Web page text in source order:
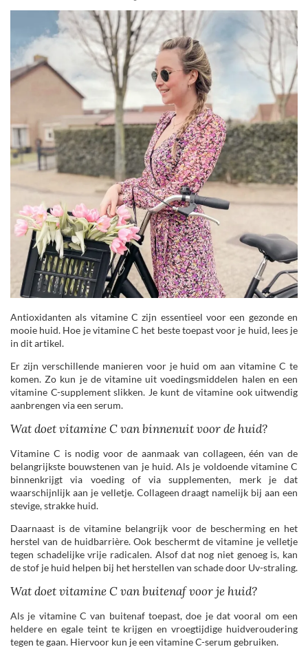
Antioxidanten als vitamine C zijn essentieel voor een gezonde en
mooie huid. Hoe je vitamine C het beste toepast voor je huid, lees je
in dit artikel.
Er zijn verschillende manieren voor je huid om aan vitamine C te
komen. Zo kun je de vitamine uit voedingsmiddelen halen en een
vitamine C-supplement slikken. Je kunt de vitamine ook uitwendig
aanbrengen via een serum.
Wat doet vitamine C van binnenuit voor de huid?
Vitamine C is nodig voor de aanmaak van collageen, één van de
belangrijkste bouwstenen van je huid. Als je voldoende vitamine C
binnenkrijgt via voeding of via supplementen, merk je dat
waarschijnlijk aan je velletje. Collageen draagt namelijk bij aan een
stevige, strakke huid.
Daarnaast is de vitamine belangrijk voor de bescherming en het
herstel van de huidbarrière. Ook beschermt de vitamine je velletje
tegen schadelijke vrije radicalen. Alsof dat nog niet genoeg is, kan
de stof je huid helpen bij het herstellen van schade door Uv-straling.
Wat doet vitamine C van buitenaf voor je huid?
Als je vitamine C van buitenaf toepast, doe je dat vooral om een
heldere en egale teint te krijgen en vroegtijdige huidveroudering
tegen te gaan. Hiervoor kun je een vitamine C-serum gebruiken.